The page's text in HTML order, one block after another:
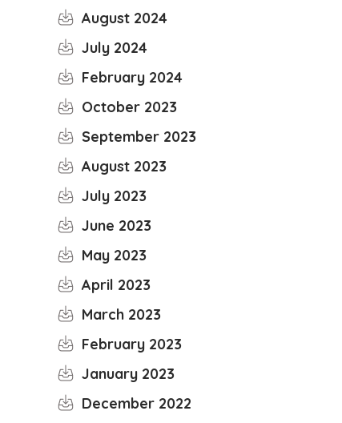
August 2024
July 2024
February 2024
October 2023
September 2023
August 2023
July 2023
June 2023
May 2023
April 2023
March 2023
February 2023
January 2023
December 2022